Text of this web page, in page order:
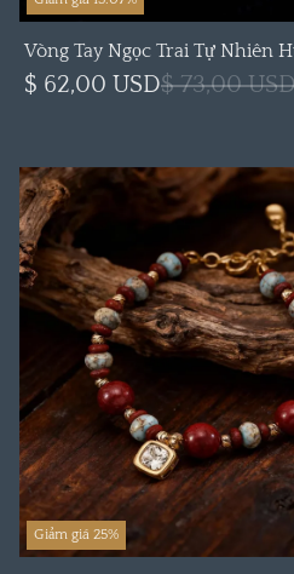
Vòng Tay Ngọc Trai Tự Nhiên
$ 62,00 USD$ 73,00
Giảm giá 25%